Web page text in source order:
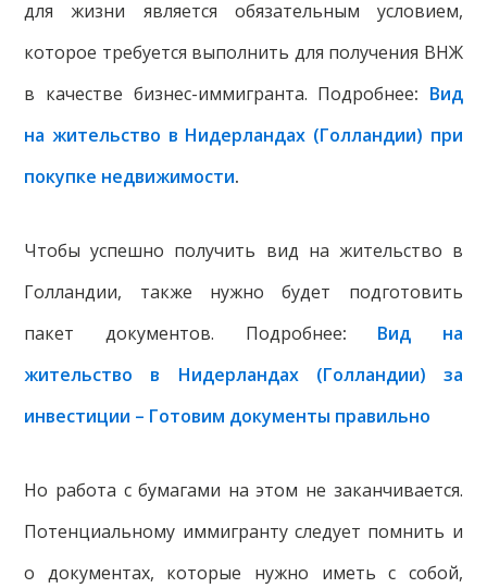
для жизни является обязательным условием,
которое требуется выполнить для получения ВНЖ
в качестве бизнес-иммигранта. Подробнее: Вид
на жительство в Нидерландах (Голландии) при
покупке недвижимости.
Чтобы успешно получить вид на жительство в
Голландии, также нужно будет подготовить
пакет документов. Подробнее: Вид на
жительство в Нидерландах (Голландии) за
инвестиции – Готовим документы правильно
Но работа с бумагами на этом не заканчивается.
Потенциальному иммигранту следует помнить и
о документах, которые нужно иметь с собой,